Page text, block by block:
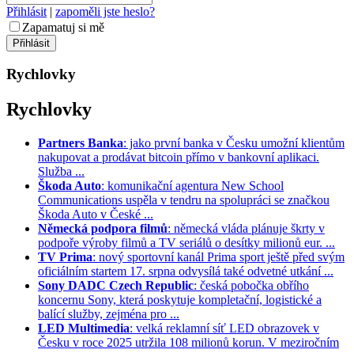
Přihlásit | zapoměli jste heslo?
Zapamatuj si mě
Rychlovky
Rychlovky
Partners Banka: jako první banka v Česku umožní klientům
nakupovat a prodávat bitcoin přímo v bankovní aplikaci.
Služba ...
Škoda Auto: komunikační agentura New School
Communications uspěla v tendru na spolupráci se značkou
Škoda Auto v České ...
Německá podpora filmů: německá vláda plánuje škrty v
podpoře výroby filmů a TV seriálů o desítky milionů eur. ...
TV Prima: nový sportovní kanál Prima sport ještě před svým
oficiálním startem 17. srpna odvysílá také odvetné utkání ...
Sony DADC Czech Republic: česká pobočka obřího
koncernu Sony, která poskytuje kompletační, logistické a
balící služby, zejména pro ...
LED Multimedia: velká reklamní síť LED obrazovek v
Česku v roce 2025 utržila 108 milionů korun. V meziročním